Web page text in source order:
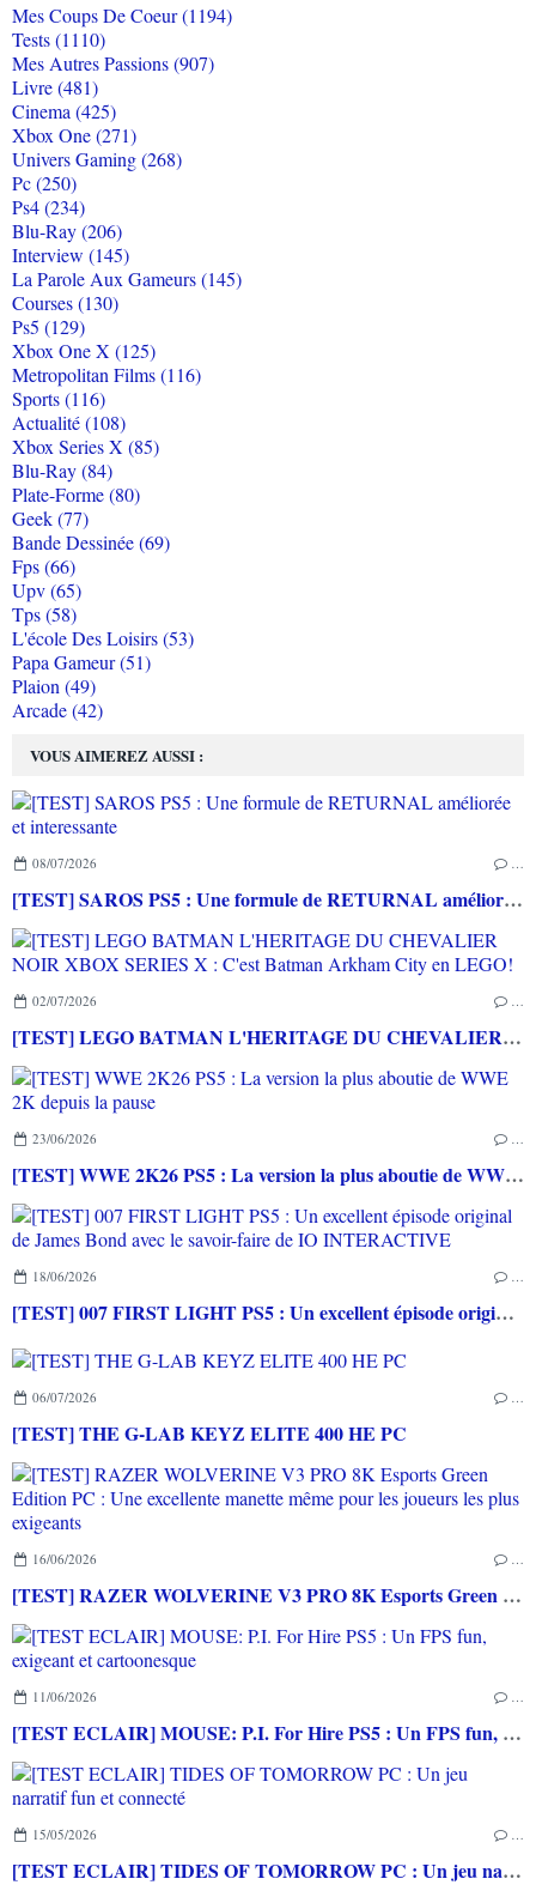
VOUS AIMEREZ AUSSI :
08/07/2026
[TEST] SAROS PS5 : Une formule de RETURNAL améliorée et interessante
02/07/2026
[TEST] LEGO BATMAN L'HERITAGE DU CHEVALIER NOIR XBOX SERIES X : C'est Batman Arkham City en LEGO!
23/06/2026
[TEST] WWE 2K26 PS5 : La version la plus aboutie de WWE 2K depuis la pause
18/06/2026
[TEST] 007 FIRST LIGHT PS5 : Un excellent épisode original de James Bond avec le savoir-faire de IO INTERACTIVE
06/07/2026
[TEST] THE G-LAB KEYZ ELITE 400 HE PC
16/06/2026
[TEST] RAZER WOLVERINE V3 PRO 8K Esports Green Edition PC : Une excellente manette même pour les joueurs les plus exigeants
11/06/2026
[TEST ECLAIR] MOUSE: P.I. For Hire PS5 : Un FPS fun, exigeant et cartoonesque
15/05/2026
[TEST ECLAIR] TIDES OF TOMORROW PC : Un jeu narratif fun et connecté
Mes Coups De Coeur (1194)
Tests (1110)
Mes Autres Passions (907)
Livre (481)
Cinema (425)
Xbox One (271)
Univers Gaming (268)
Pc (250)
Ps4 (234)
Blu-Ray (206)
Interview (145)
La Parole Aux Gameurs (145)
Courses (130)
Ps5 (129)
Xbox One X (125)
Metropolitan Films (116)
Sports (116)
Actualité (108)
Xbox Series X (85)
Blu-Ray (84)
Plate-Forme (80)
Geek (77)
Bande Dessinée (69)
Fps (66)
Upv (65)
Tps (58)
L'école Des Loisirs (53)
Papa Gameur (51)
Plaion (49)
Arcade (42)